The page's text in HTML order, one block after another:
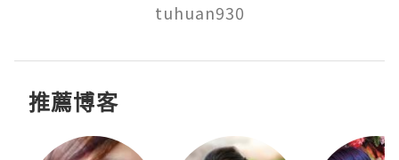
tuhuan930
推薦博客